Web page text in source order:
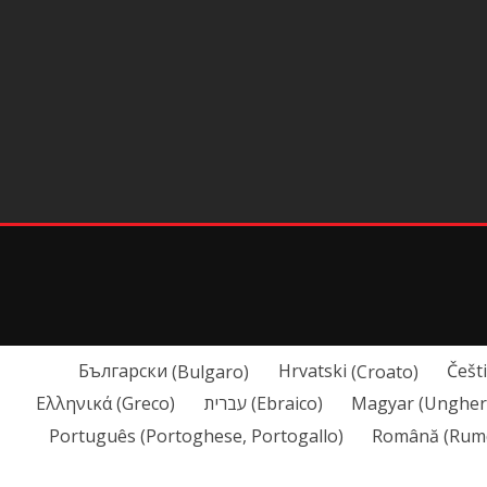
Български (Bulgaro) Hrvatski (Croato)
Ελληνικά(Greco) עברית(Ebraico) Magyar(
Português (Portoghese, Portogallo) Română (